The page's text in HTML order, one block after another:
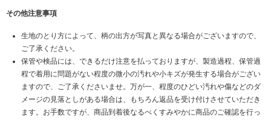
その他注意事項
生地のとり方によって、柄の出方が写真と異なる場合がございますので、
ご了承ください。
保管や検品には、できるだけ注意を払っておりますが、製造過程、保管過
程で着用に問題がない程度の微小の汚れや小キズが発生する場合がござい
ますので、ご了承くださいませ。万が一、程度のひどい汚れや傷などのダ
メージの見落としがある場合は、もちろん返品を受け付けさせていただき
ます。お手数ですが、商品到着後なるべくすみやかに商品のご確認を行っ